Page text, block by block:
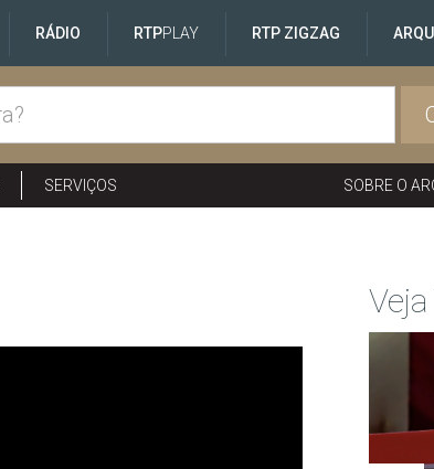
RÁDIO RTPPLAY RTP ZIGZAG
SERVIÇOS SOBRE O